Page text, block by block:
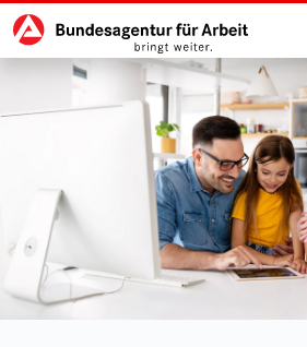
zu den Hauptinhalten springen
Hauptnavigation